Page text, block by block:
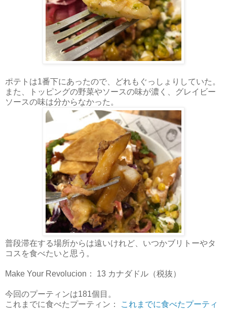
ポテトは1番下にあったので、どれもぐっしょりしていた。
また、トッピングの野菜やソースの味が濃く、
グレイビー
ソースの味は分からなかった。
普段滞在する場所からは遠いけれど、いつかブリトーやタ
コスを食べたいと思う。
Make Your Revolucion： 13 カナダドル（税抜）
今回のプーティンは181個目。
これまでに食べたプーティン：
これまでに食べたプーティ